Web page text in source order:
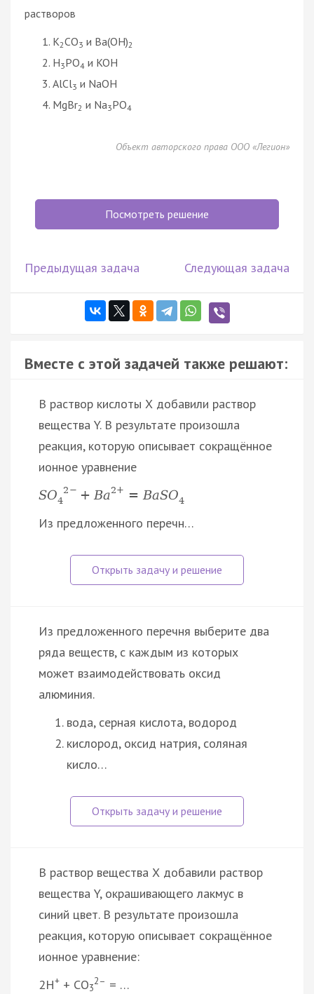
растворов
K2CO3 и Ba(OH)2
H3PO4 и KOH
AlCl3 и NaOH
MgBr2 и Na3PO4
Объект авторского права ООО «Легион»
Посмотреть решение
Предыдущая задача Следующая задача
Вместе с этой задачей также решают:
В раствор кислоты Х добавили раствор
вещества Y. В результате произошла
реакция, которую описывает сокращённое
ионное уравнение
SO4
2 − + Ba2+ = BaSO4
Из предложенного перечн…
Из предложенного перечня выберите два
ряда веществ, с каждым из которых
может взаимодействовать оксид
алюминия.
вода, серная кислота, водород
кислород, оксид натрия, соляная
кисло…
В раствор вещества Х добавили раствор
вещества Y, окрашивающего лакмус в
синий цвет. В результате произошла
реакция, которую описывает сокращённое
ионное уравнение:
2Н+ + СО3
2– = …